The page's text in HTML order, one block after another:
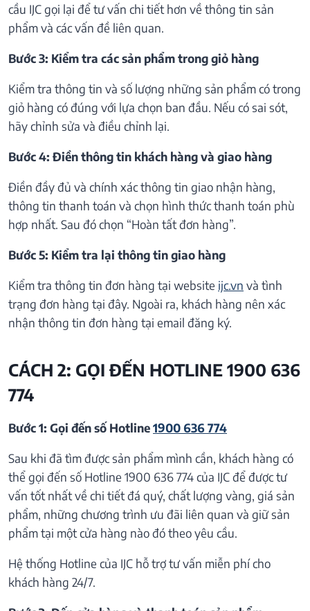
cầu IJC gọi lại để tư vấn chi tiết hơn về thông tin sản
phẩm và các vấn đề liên quan.
Bước 3: Kiểm tra các sản phẩm trong giỏ hàng
Kiểm tra thông tin và số lượng những sản phẩm có trong
giỏ hàng có đúng với lựa chọn ban đầu. Nếu có sai sót,
hãy chỉnh sửa và điều chỉnh lại.
Bước 4: Điền thông tin khách hàng và giao hàng
Điền đầy đủ và chính xác thông tin giao nhận hàng,
thông tin thanh toán và chọn hình thức thanh toán phù
hợp nhất. Sau đó chọn “Hoàn tất đơn hàng”.
Bước 5: Kiểm tra lại thông tin giao hàng
Kiểm tra thông tin đơn hàng tại website ijc.vn và tình
trạng đơn hàng tại đây. Ngoài ra, khách hàng nên xác
nhận thông tin đơn hàng tại email đăng ký.
CÁCH 2: GỌI ĐẾN HOTLINE 1900 636
774
Bước 1: Gọi đến số Hotline1900 636 774
Sau khi đã tìm được sản phẩm mình cần, khách hàng có
thể gọi đến số Hotline 1900 636 774 của IJC để được tư
vấn tốt nhất về chi tiết đá quý, chất lượng vàng, giá sản
phẩm, những chương trình ưu đãi liên quan và giữ sản
phẩm tại một cửa hàng nào đó theo yêu cầu.
Hệ thống Hotline của IJC hỗ trợ tư vấn miễn phí cho
khách hàng 24/7.